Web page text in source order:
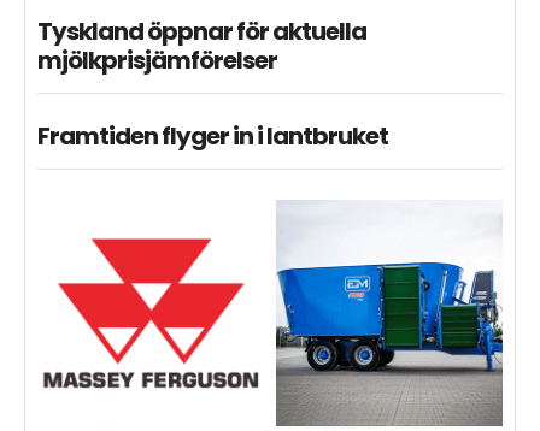
Tyskland öppnar för aktuella
mjölkprisjämförelser
Framtiden flyger in i lantbruket